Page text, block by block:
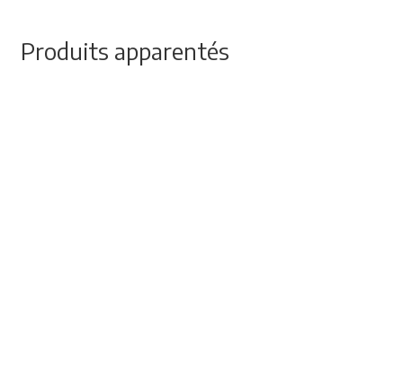
Produits apparentés